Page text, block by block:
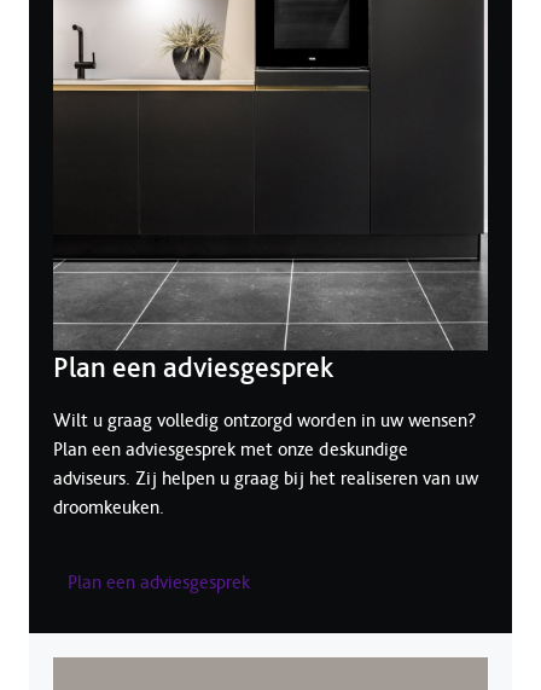
Plan een adviesgesprek
Wilt u graag volledig ontzorgd worden in uw wensen?
Plan een adviesgesprek met onze deskundige
adviseurs. Zij helpen u graag bij het realiseren van uw
droomkeuken.
Plan een adviesgesprek